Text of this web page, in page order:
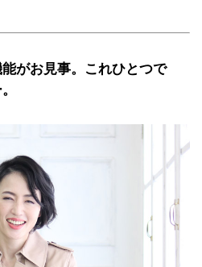
がお見事。これひとつで